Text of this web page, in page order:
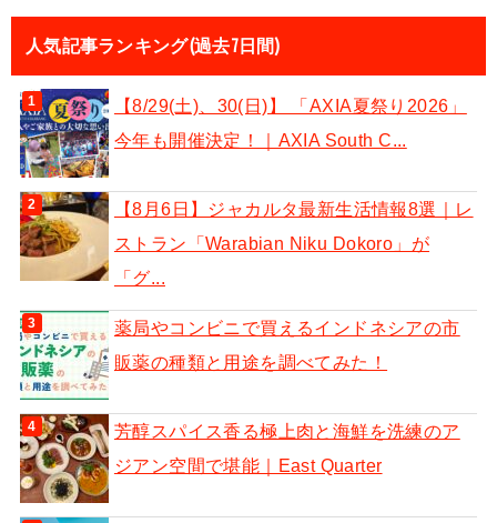
人気記事ランキング(過去7日間)
【8/29(土)、30(日)】 「AXIA夏祭り2026」
今年も開催決定！｜AXIA South C...
【8月6日】ジャカルタ最新生活情報8選｜レ
ストラン「Warabian Niku Dokoro」が
「グ...
薬局やコンビニで買えるインドネシアの市
販薬の種類と用途を調べてみた！
芳醇スパイス香る極上肉と海鮮を洗練のア
ジアン空間で堪能｜East Quarter